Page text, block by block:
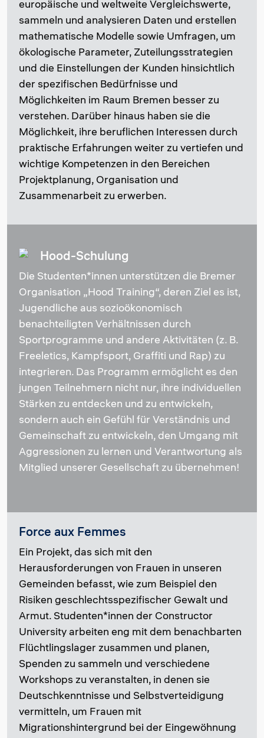
europäische und weltweite Vergleichswerte,
sammeln und analysieren Daten und erstellen
mathematische Modelle sowie Umfragen, um
ökologische Parameter, Zuteilungsstrategien
und die Einstellungen der Kunden hinsichtlich
der spezifischen Bedürfnisse und
Möglichkeiten im Raum Bremen besser zu
verstehen. Darüber hinaus haben sie die
Möglichkeit, ihre beruflichen Interessen durch
praktische Erfahrungen weiter zu vertiefen und
wichtige Kompetenzen in den Bereichen
Projektplanung, Organisation und
Zusammenarbeit zu erwerben.
Hood-Schulung
Die Studenten*innen unterstützen die Bremer
Organisation „Hood Training“, deren Ziel es ist,
Jugendliche aus sozioökonomisch
benachteiligten Verhältnissen durch
Sportprogramme und andere Aktivitäten (z. B.
Freeletics, Kampfsport, Graffiti und Rap) zu
integrieren. Das Programm ermöglicht es den
jungen Teilnehmern nicht nur, ihre individuellen
Stärken zu entdecken und zu entwickeln,
sondern auch ein Gefühl für Verständnis und
Gemeinschaft zu entwickeln, den Umgang mit
Aggressionen zu lernen und Verantwortung als
Mitglied unserer Gesellschaft zu übernehmen!
Force aux Femmes
Ein Projekt, das sich mit den
Herausforderungen von Frauen in unseren
Gemeinden befasst, wie zum Beispiel den
Risiken geschlechtsspezifischer Gewalt und
Armut. Studenten*innen der Constructor
University arbeiten eng mit dem benachbarten
Flüchtlingslager zusammen und planen,
Spenden zu sammeln und verschiedene
Workshops zu veranstalten, in denen sie
Deutschkenntnisse und Selbstverteidigung
vermitteln, um Frauen mit
Migrationshintergrund bei der Eingewöhnung